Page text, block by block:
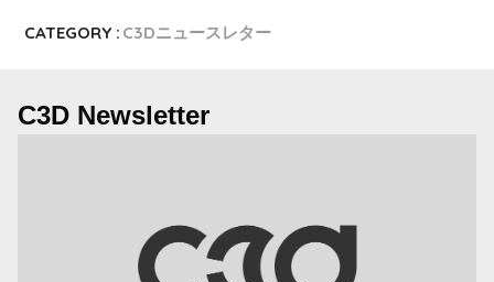
CATEGORY : C3Dニュースレター
C3D Newsletter